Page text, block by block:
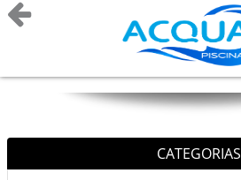
CATEGORIAS